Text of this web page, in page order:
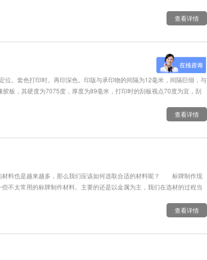
查看详情
。套色打印时。再印深色。印版与承印物的间隔为12毫米，间隔巨细，与
板，其硬度为7075度，厚度为89毫米，打印时的刮板视点70度为宜，刮
查看详情
材料也是越来越多，那么我们应该如何选取合适的材料呢？ 标牌制作现
不太常用的标牌制作材料。主要的还是以金属为主，我们在选材的过程当
查看详情